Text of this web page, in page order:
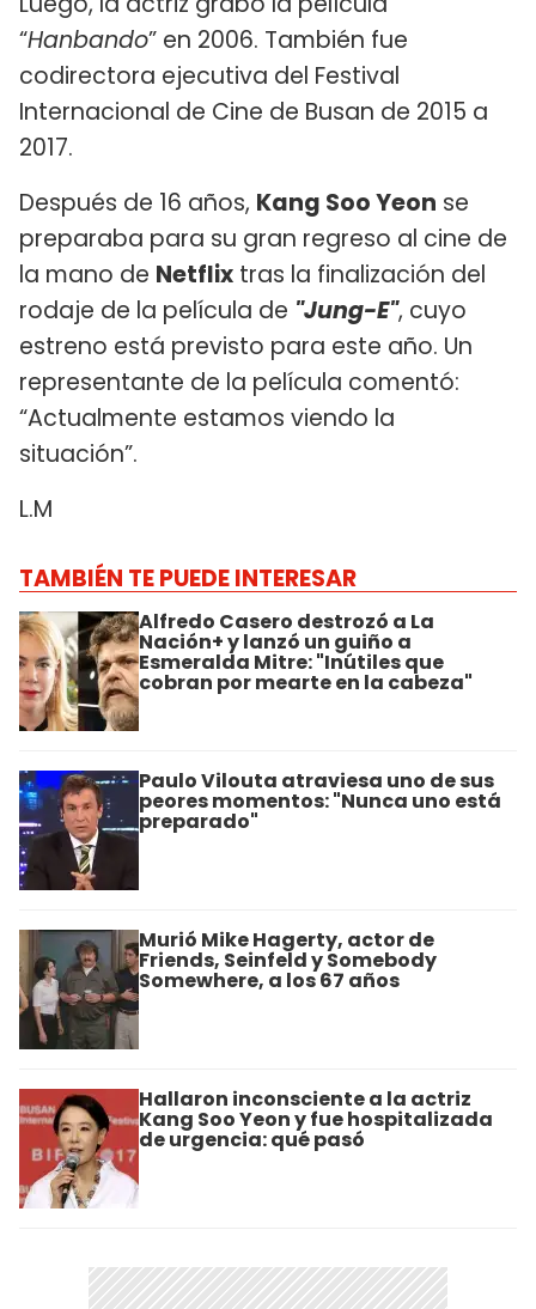
“Hanbando” en 2006. También fue
codirectora ejecutiva del Festival
Internacional de Cine de Busan de 2015 a
2017.
Después de 16 años, Kang Soo Yeon se
preparaba para su gran regreso al cine de
la mano de Netflix tras la finalización del
rodaje de la película de "Jung-E", cuyo
estreno está previsto para este año. Un
representante de la película comentó:
“Actualmente estamos viendo la
situación”.
L.M
TAMBIÉN TE PUEDE INTERESAR
Alfredo Casero destrozó a La
Nación+ y lanzó un guiño a
Esmeralda Mitre: "Inútiles que
cobran por mearte en la cabeza"
Paulo Vilouta atraviesa uno de sus
peores momentos: "Nunca uno está
preparado"
Murió Mike Hagerty, actor de
Friends, Seinfeld y Somebody
Somewhere, a los 67 años
Hallaron inconsciente a la actriz
Kang Soo Yeon y fue hospitalizada
de urgencia: qué pasó